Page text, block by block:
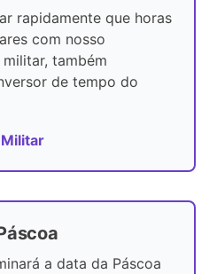
rapidamente que horas
com nosso
também
de tempo do
a data da Páscoa